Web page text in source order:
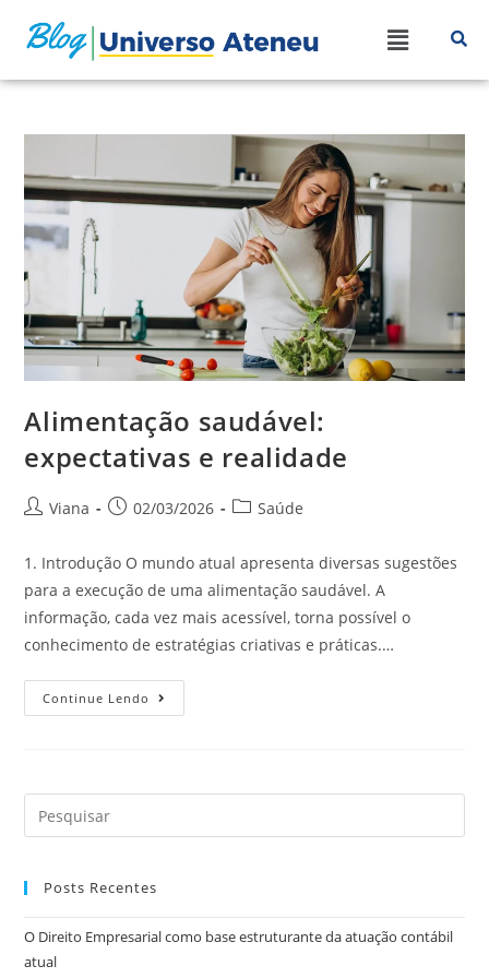
Alimentação saudável:
expectativas e realidade
Viana 02/03/2026 Saúde
1. Introdução O mundo atual apresenta diversas sugestões
para a execução de uma alimentação saudável. A
informação, cada vez mais acessível, torna possível o
conhecimento de estratégias criativas e práticas.…
Continue Lendo
Posts Recentes
O Direito Empresarial como base estruturante da atuação contábil
atual